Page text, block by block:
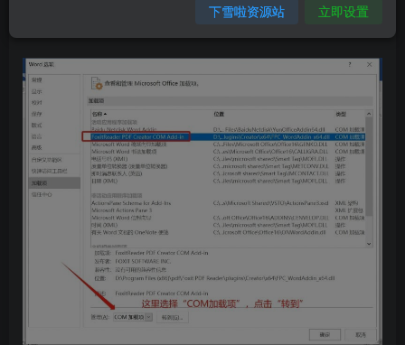
下雪啦资源站 立即设置